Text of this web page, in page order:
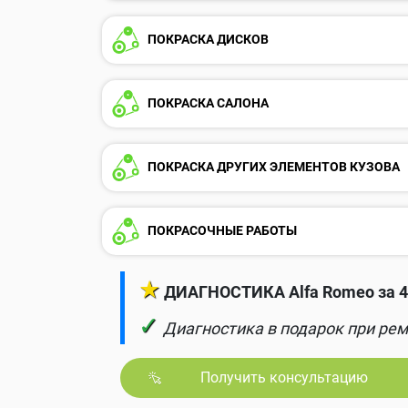
ПОКРАСКА ДИСКОВ
ПОКРАСКА САЛОНА
ПОКРАСКА ДРУГИХ ЭЛЕМЕНТОВ КУЗОВА
ПОКРАСОЧНЫЕ РАБОТЫ
★ ДИАГНОСТИКА Alfa Romeo за
✓ Диагностика в подарок при
Получить консультацию